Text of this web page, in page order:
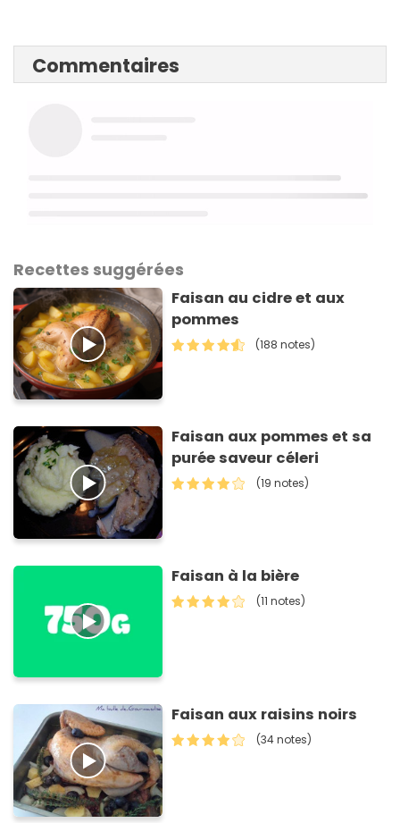
Commentaires
Recettes suggérées
Faisan au cidre et aux
pommes
(188 notes)
Faisan aux pommes et sa
purée saveur céleri
(19 notes)
Faisan à la bière
(11 notes)
Faisan aux raisins noirs
(34 notes)